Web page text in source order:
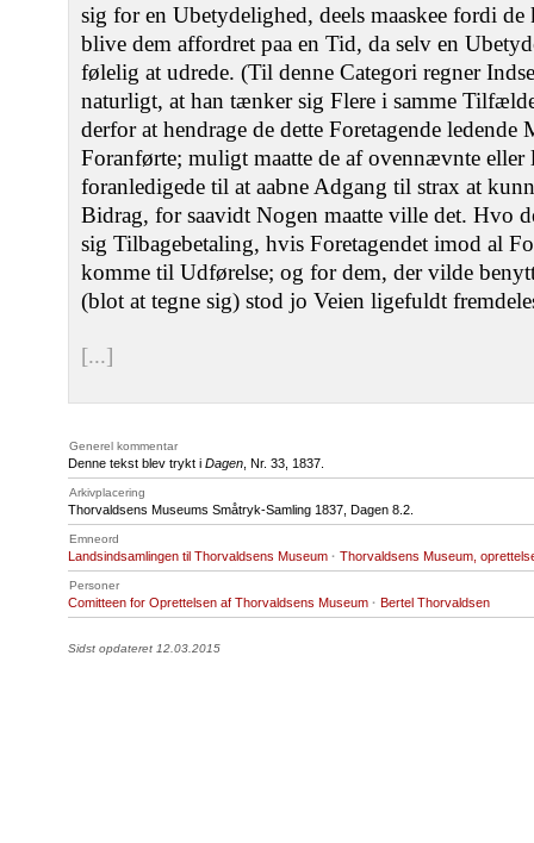
sig for en Ubetydelighed, deels maaskee fordi
blive dem affordret paa en Tid, da selv en
følelig at udrede. (Til denne Categori regner
naturligt, at han tænker sig Flere i samme
derfor at hendrage de dette Foretagende
Foranførte; muligt maatte de af ovennævnte
foranledigede til at aabne Adgang til strax at
Bidrag, for saavidt Nogen maatte ville det. Hvo
sig Tilbagebetaling, hvis Foretagendet imod al
komme til Udførelse; og for dem, der vilde
(blot at tegne sig) stod jo Veien ligefuldt
[...]
Generel kommentar
Denne tekst blev trykt i Dagen , Nr. 33, 1837.
Arkivplacering
Thorvaldsens Museums Småtryk-Samling 1837, Dagen 8.2.
Emneord
Landsindsamlingen til Thorvaldsens Museum · Thorvaldsens Museum,
Personer
Comitteen for Oprettelsen af Thorvaldsens Museum · Bertel Thorvaldsen
Sidst opdateret 12.03.2015